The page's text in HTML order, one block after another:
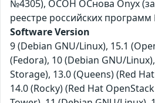
№4305), ОСОН ОСнова Оnyx
реестре российских
Software Version
9 (Debian GNU/Linux), 15.1
(Fedora), 10 (Debian GNU/
Storage), 13.0 (Queens) (Red
14.0 (Rocky) (Red Hat